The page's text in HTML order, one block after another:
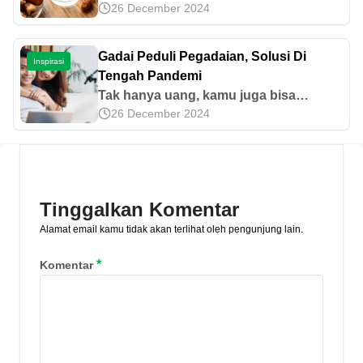
dari Makkah sangatlah banyak, mulai
dari kurma, air zam-zam, hingga siwak.
Temukan rekomendasi lainnya di artikel
ini, yuk!
26 December 2024
Inspirasi
Gadai Peduli Pegadaian, Solusi Di
Tengah Pandemi
Tak hanya uang, kamu juga bisa
menabung emas di Pegadaian.
Sebenarnya, apa saja keuntungan
26 December 2024
Tinggalkan Komentar
Alamat email kamu tidak akan terlihat oleh pengunjung lain.
Komentar*